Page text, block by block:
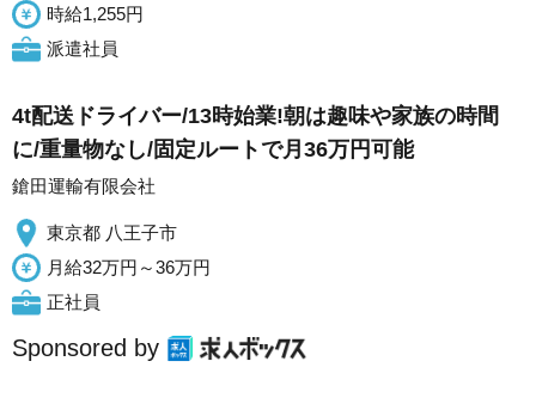
時給1,255円
派遣社員
4t配送ドライバー/13時始業!朝は趣味や家族の時間
に/重量物なし/固定ルートで月36万円可能
鎗田運輸有限会社
東京都 八王子市
月給32万円～36万円
正社員
Sponsored by